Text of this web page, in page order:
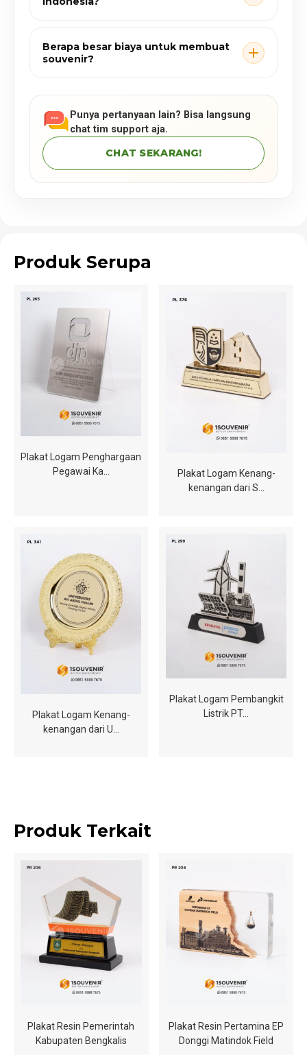
Berapa besar biaya untuk membuat
souvenir?
Punya pertanyaan lain? Bisa langsung
chat tim support aja.
CHAT SEKARANG!
Produk Serupa
Plakat Logam Penghargaan
Pegawai Ka…
Plakat Logam Kenang-
kenangan dari S…
Plakat Logam Kenang-
kenangan dari U…
Plakat Logam Pembangkit
Listrik PT…
Produk Terkait
Plakat Resin Pemerintah
Kabupaten Bengkalis
Plakat Resin Pertamina EP
Donggi Matindok Field